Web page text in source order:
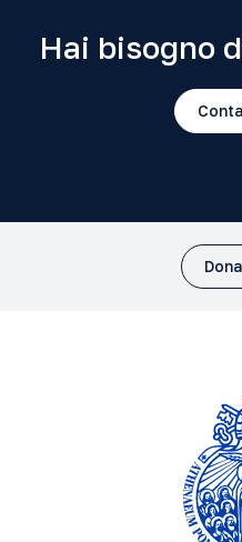
Hai bisogno